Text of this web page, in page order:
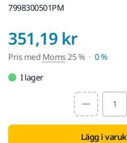
7998300501PM
351,19 krPris
Pris med Moms25 %
0 %
I lager
Select quantity
Lägg i